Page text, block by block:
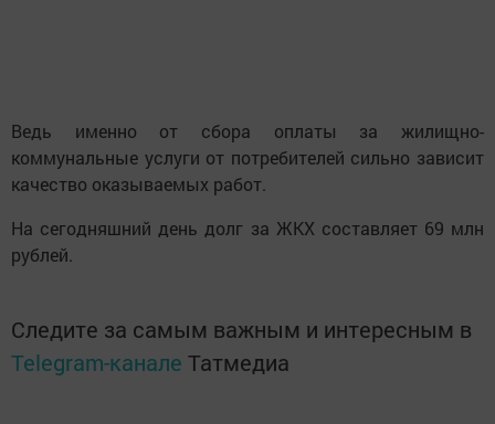
Ведь именно от сбора оплаты за жилищно-
коммунальные услуги от потребителей сильно зависит
качество оказываемых работ.
На сегодняшний день долг за ЖКХ составляет 69 млн
рублей.
Следите за самым важным и интересным в
Telegram-канале Татмедиа